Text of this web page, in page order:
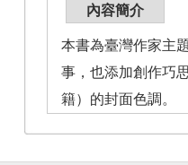
內容簡介
本書為臺灣作家主
事，也添加創作巧
籍）的封面色調。